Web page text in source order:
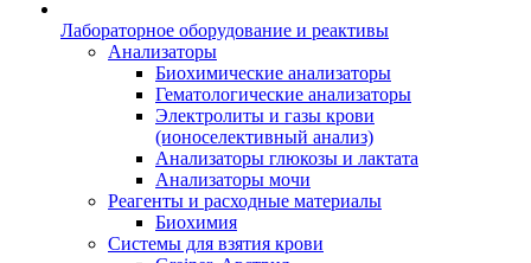
Лабораторное оборудование и реактивы
Анализаторы
Биохимические анализаторы
Гематологические анализаторы
Электролиты и газы крови
(ионоселективный анализ)
Анализаторы глюкозы и лактата
Анализаторы мочи
Реагенты и расходные материалы
Биохимия
Системы для взятия крови